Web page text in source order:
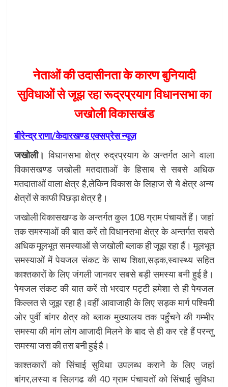
नेताओं की उदासीनता के कारण बुनियादी
सुविधाओं से जूझ रहा रूद्रप्रयाग विधानसभा का
जखोली विकासखंड
बीरेन्द्र राणा/केदारखण्ड एक्सप्रेस न्यूज़
जखोली।विधानसभा क्षेत्र रुद्रप्रयाग के अन्तर्गत आने वाला
विकासखण्ड जखोली मतदाताओं के हिसाब से सबसे अधिक
मतदाताओं वाला क्षेत्र है,लेकिन विकास के लिहाज से ये क्षेत्र अन्य
क्षेत्रों से काफी पिछड़ा क्षेत्र है।
जखोली विकासखण्ड के अन्तर्गत कुल 108 ग्राम पंचायतें हैं। जहां
तक समस्याओं की बात करें तो विधानसभा क्षेत्र के अन्तर्गत सबसे
अधिक मूलभूत समस्याओं से जखोली ब्लाक ही जूझ रहा हैं। मूलभूत
समस्याओं में पेयजल संकट के साथ शिक्षा,सड़क,स्वास्थ्य सहित
काश्तकारों के लिए जंगली जानवर सबसे बड़ी समस्या बनी हुई है।
पेयजल संकट की बात करें तो भरदार पट्टी हमेशा से ही पेयजल
किल्लत से जूझ रहा है।वहीं आवाजाही के लिए सड़क मार्ग पश्चिमी
ओर पुर्वी बांगर क्षेत्र को ब्लाक मुख्यालय तक पहुँचने की गम्भीर
समस्या की मांग लोग आजादी मिलने के बाद से ही कर रहे हैं परन्तु
समस्या जस की तस बनी हुई है।
काश्तकारों को सिंचाई सुविधा उपलब्ध कराने के लिए जहां
बांगर,लस्या व सिलगढ की 40 ग्राम पंचायतों को सिंचाई सुविधा